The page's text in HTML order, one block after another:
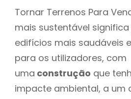
Tornar Terrenos Para
mais sustentável
edifícios mais saudáveis
para os utilizadores, com
uma construção que
impacte ambiental, a um